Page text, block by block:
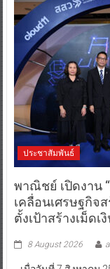
ประชาสัมพันธ์
พาณิชย์ เปิดงาน
เคลื่อนเศรษฐกิจ
ตั้งเป้าสร้างเม็ด
8 August 2026